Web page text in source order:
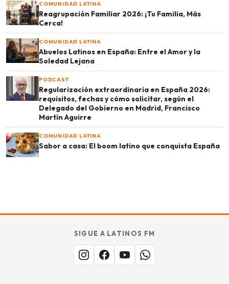
COMUNIDAD LATINA
Reagrupación Familiar 2026: ¡Tu Familia, Más
Cerca!
COMUNIDAD LATINA
Abuelos Latinos en España: Entre el Amor y la
Soledad Lejana
PODCAST
Regularización extraordinaria en España 2026:
requisitos, fechas y cómo solicitar, según el
Delegado del Gobierno en Madrid, Francisco
Martín Aguirre
COMUNIDAD LATINA
Sabor a casa: El boom latino que conquista España
TU SABOR
MERECE
ESTARaquí.
Miles buscan sabor latino
cada día. No te quedes fuera.
Añade tu restaurante
SIGUE A LATINOS FM